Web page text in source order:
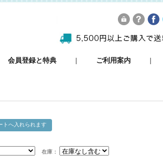
会員登録と特典 ご利用案内
在庫：